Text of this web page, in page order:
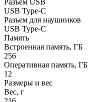
USB Type-C
Разъем для наушников
USB Type-C
Память
Встроенная память, ГБ
256
Оперативная память, ГБ
12
Размеры и вес
Вес, г